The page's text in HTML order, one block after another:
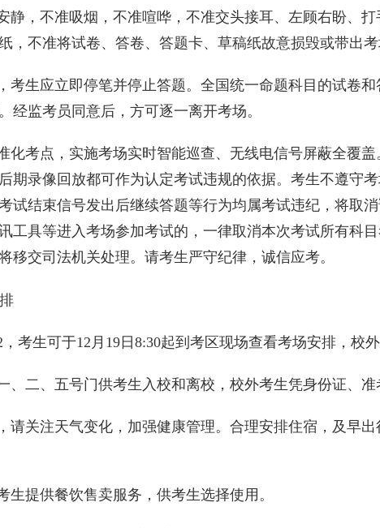
静，不准吸烟，不准喧哗，不准交头接耳、左顾右盼、
，不准将试卷、答卷、答题卡、草稿纸故意损毁或带出
考生应立即停笔并停止答题。全国统一命题科目的试卷
经监考员同意后，方可逐一离开考场。
化考点，实施考场实时智能巡查、无线电信号屏蔽全覆
期录像回放都可作为认定考试违规的依据。考生不遵守
试结束信号发出后继续答题等行为均属考试违纪，将取
工具等进入考场参加考试的，一律取消本次考试所有科
移交司法机关处理。请考生严守纪律，诚信应考。
，考生可于12 月 19 日8:30起到考区现场查看考场安排，校
、二、五号门供考生入校和离校，校外考生凭身份证、准
请关注天气变化，加强健康管理。合理安排住宿，及早
生提供餐饮售卖服务，供考生选择使用。